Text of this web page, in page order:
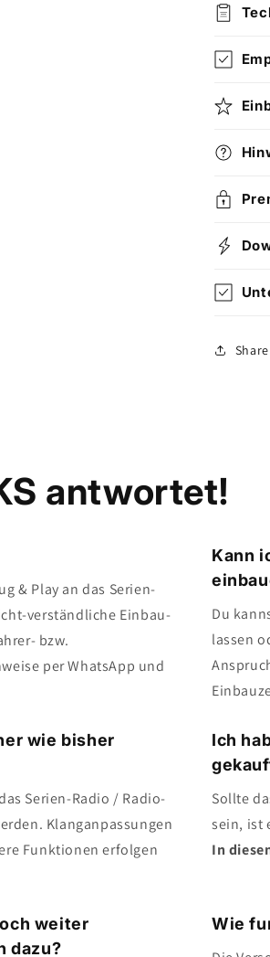
Share
antwortet!
& Play an das Serien-
verständliche Einbau-
bzw.
per WhatsApp und
Kann
Du
lassen
wie bisher
Serien-Radio / Radio-
Klanganpassungen
Funktionen erfolgen
Ich
Sollte
sein, ist
In
weiter
dazu?
Wie